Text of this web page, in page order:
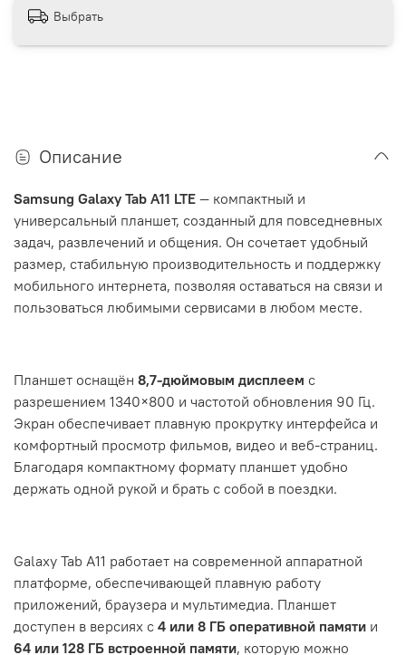
Выбрать
Описание
Samsung Galaxy Tab A11 LTE — компактный и
универсальный планшет, созданный для повседневных
задач, развлечений и общения. Он сочетает удобный
размер, стабильную производительность и поддержку
мобильного интернета, позволяя оставаться на связи и
пользоваться любимыми сервисами в любом месте.
Планшет оснащён 8,7-дюймовым дисплеем с
разрешением 1340×800 и частотой обновления 90 Гц.
Экран обеспечивает плавную прокрутку интерфейса и
комфортный просмотр фильмов, видео и веб-страниц.
Благодаря компактному формату планшет удобно
держать одной рукой и брать с собой в поездки.
Galaxy Tab A11 работает на современной аппаратной
платформе, обеспечивающей плавную работу
приложений, браузера и мультимедиа. Планшет
доступен в версиях с 4 или 8 ГБ оперативной памяти и
64 или 128 ГБ встроенной памяти, которую можно